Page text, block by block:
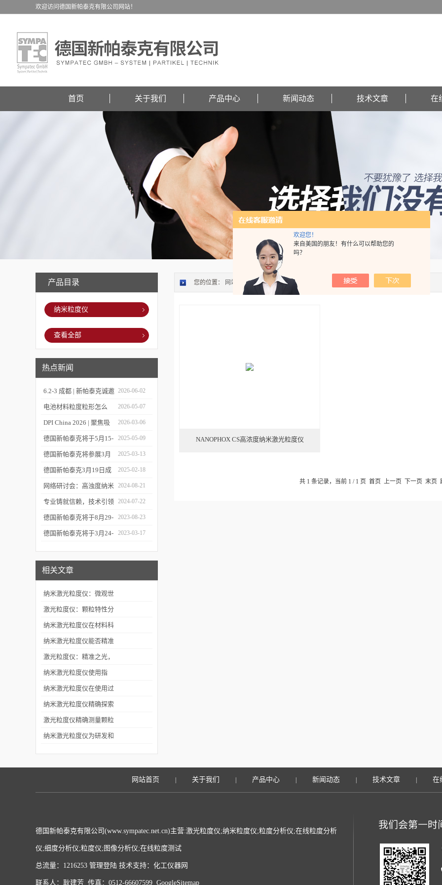
欢迎您！
来自美国的朋友！有什么可以帮助您的
吗？
欢迎访问德国新帕泰克有限公司网站！
首页 关于我们 产品中心 新闻动态 技术文章 在
产品目录
纳米粒度仪
查看全部
热点新闻
6.2-3 成都 | 新帕泰克诚邀
您相约CPI西南制药工业
大会
2026-06-02
电池材料粒度粒形怎么
测？德国新帕泰克邀您共
赴CIBF2026
2026-05-07
DPI China 2026 | 聚焦吸
入制剂前沿，共探技术创
新之路
2026-03-06
德国新帕泰克将于5月15-
17日参加深圳CIBF电池
展
2025-05-09
德国新帕泰克将参展3月
20-21日成都CPI制药工业
大会
2025-03-13
德国新帕泰克3月19日成
都粒度与粒形分析研讨会
诚邀参与
2025-02-18
网络研讨会：高浊度纳米
颗粒分散体系中的粒度分
析
2024-08-21
专业铸就信赖，技术引领
未来——新帕泰克中国20
周年
2024-07-22
德国新帕泰克将于8月29-
31日参加Formnext 2023
2023-08-23
德国新帕泰克将于3月24- 2023-03-17
相关文章
纳米激光粒度仪：微观世
界的精准“尺寸丈量师”
激光粒度仪：颗粒特性分
析的“全能测量专家”
纳米激光粒度仪在材料科
学中的作用
纳米激光粒度仪能否精准
测量微米级别颗粒？
激光粒度仪：精准之光，
照亮粒度测量新篇章
纳米激光粒度仪使用指
南：精准测量，洞察微观
世界
纳米激光粒度仪在使用过
程中有哪些限制条件？
纳米激光粒度仪精确探索
微观世界，助力纳米技术
研究与应用
激光粒度仪精确测量颗粒
大小分布
纳米激光粒度仪为研发和
工具
您的位置： 网站首页>>产品中心>> 纳米粒度仪
NANOPHOX CS高浓度纳米激光粒度仪
共 1 条记录，当前 1 / 1 页 首页 上一页 下一页 末页
网站首页 关于我们 产品中心 新闻动态 技术文章 在
德国新帕泰克有限公司(www.sympatec.net.cn)主营:激光粒度仪;纳米粒度仪;粒度分析仪;在线粒度分析
仪;细度分析仪;粒度仪;图像分析仪;在线粒度测试
总流量：1216253 管理登陆 技术支持： 化工仪器网
联系人：耿建芳 传真：0512-66607599 GoogleSitemap